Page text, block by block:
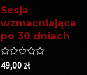
Sesja
wzmacniająca
po 30 dniach
Oceniono
49,00 zł